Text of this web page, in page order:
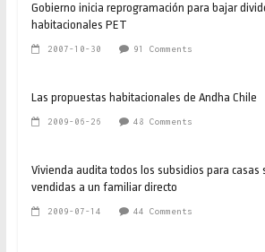
Gobierno inicia reprogramación para bajar
habitacionales PET
2007-10-30 91 Comments
Las propuestas habitacionales de Andha Chile
2009-06-26 48 Comments
Vivienda audita todos los subsidios para casas
vendidas a un familiar directo
2009-07-14 44 Comments